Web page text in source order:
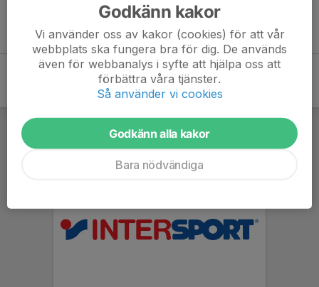
Inget referat skrivet
Godkänn kakor
Vi använder oss av kakor (cookies) för att vår
webbplats ska fungera bra för dig. De används
även för webbanalys i syfte att hjälpa oss att
förbättra våra tjänster.
Så använder vi cookies
Godkänn alla kakor
Bara nödvändiga